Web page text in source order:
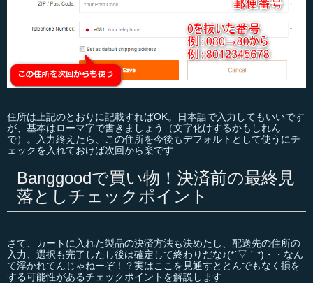
住所は上記のとおりに記載すればOK。日本語で入力してもいいです
が、基本はローマ字で書きましょう（文字化けするかもしれん
で）。入力終えたら、この住所を今後もデフォルトとして使うにチ
ェックを入れておけば次回から楽です
Banggoodで買い物！決済前の最終見
落としチェックポイント
さて、カートに入れた製品の決済方法も決めたし、配送先の住所の
入力、選択も完了したし後は確定して終わりだな♪(*´▽｀*)・・なん
て浮かれてんじゃねーぞ！？実はここを見通すととんでもなく損を
する可能性があるチェックポイントを解説します